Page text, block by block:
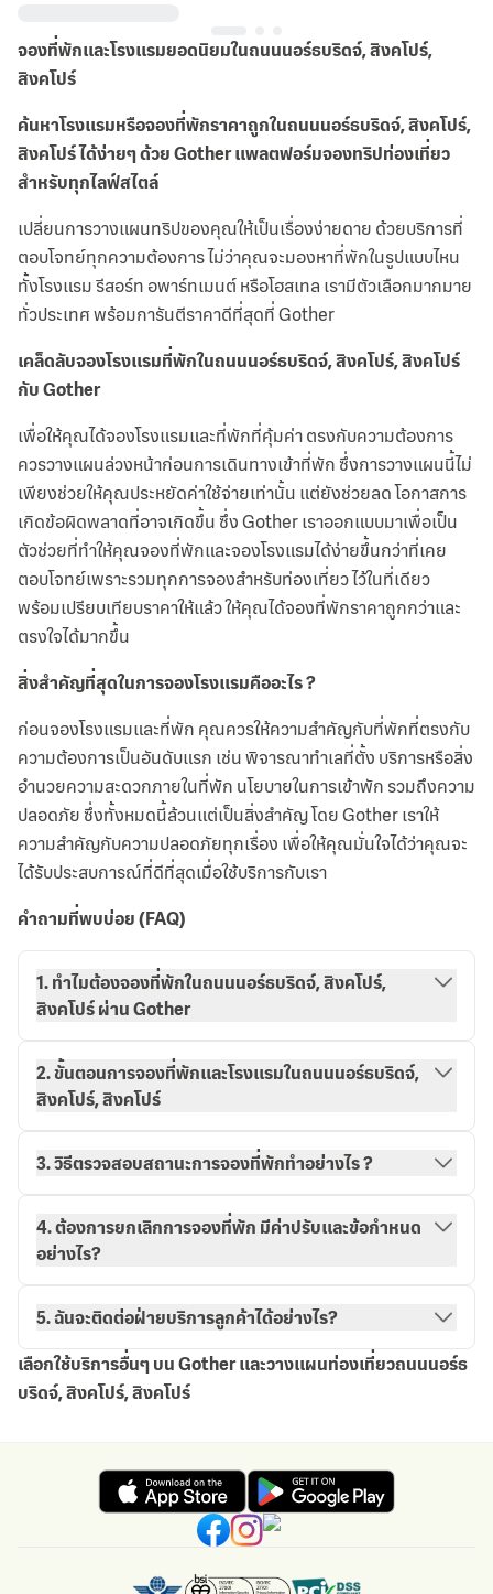
จองที่พักและโรงแรมยอดนิยมในถนนนอร์ธบริดจ์, สิงคโปร์,
สิงคโปร์
ค้นหาโรงแรมหรือจองที่พักราคาถูกในถนนนอร์ธบริดจ์, สิงคโปร์,
สิงคโปร์ ได้ง่ายๆ ด้วย Gother แพลตฟอร์มจองทริปท่องเที่ยว
สำหรับทุกไลฟ์สไตล์
เปลี่ยนการวางแผนทริปของคุณให้เป็นเรื่องง่ายดาย ด้วยบริการที่
ตอบโจทย์ทุกความต้องการ ไม่ว่าคุณจะมองหาที่พักในรูปแบบไหน
ทั้งโรงแรม รีสอร์ท อพาร์ทเมนต์ หรือโฮสเทล เรามีตัวเลือกมากมาย
ทั่วประเทศ พร้อมการันตีราคาดีที่สุดที่ Gother
เคล็ดลับจองโรงแรมที่พักในถนนนอร์ธบริดจ์, สิงคโปร์, สิงคโปร์
กับ Gother
เพื่อให้คุณได้จองโรงแรมและที่พักที่คุ้มค่า ตรงกับความต้องการ
ควรวางแผนล่วงหน้าก่อนการเดินทางเข้าที่พัก ซึ่งการวางแผนนี้ไม่
เพียงช่วยให้คุณประหยัดค่าใช้จ่ายเท่านั้น แต่ยังช่วยลด โอกาสการ
เกิดข้อผิดพลาดที่อาจเกิดขึ้น ซึ่ง Gother เราออกแบบมาเพื่อเป็น
ตัวช่วยที่ทำให้คุณจองที่พักและจองโรงแรมได้ง่ายขึ้นกว่าที่เคย
ตอบโจทย์เพราะรวมทุกการจองสำหรับท่องเที่ยว ไว้ในที่เดียว
พร้อมเปรียบเทียบราคาให้แล้ว ให้คุณได้จองที่พักราคาถูกกว่าและ
ตรงใจได้มากขึ้น
สิ่งสำคัญที่สุดในการจองโรงแรมคืออะไร ?
ก่อนจองโรงแรมและที่พัก คุณควรให้ความสำคัญกับที่พักที่ตรงกับ
ความต้องการเป็นอันดับแรก เช่น พิจารณาทำเลที่ตั้ง บริการหรือสิ่ง
อำนวยความสะดวกภายในที่พัก นโยบายในการเข้าพัก รวมถึงความ
ปลอดภัย ซึ่งทั้งหมดนี้ล้วนแต่เป็นสิ่งสำคัญ โดย Gother เราให้
ความสำคัญกับความปลอดภัยทุกเรื่อง เพื่อให้คุณมั่นใจได้ว่าคุณจะ
ได้รับประสบการณ์ที่ดีที่สุดเมื่อใช้บริการกับเรา
คำถามที่พบบ่อย (FAQ)
1. ทำไมต้องจองที่พักในถนนนอร์ธบริดจ์, สิงคโปร์,
สิงคโปร์ ผ่าน Gother
2. ขั้นตอนการจองที่พักและโรงแรมในถนนนอร์ธบริดจ์,
สิงคโปร์, สิงคโปร์
3. วิธีตรวจสอบสถานะการจองที่พักทำอย่างไร ?
การจองของฉัน
4. ต้องการยกเลิกการจองที่พัก มีค่าปรับและข้อกำหนด
อย่างไร?
5. ฉันจะติดต่อฝ่ายบริการลูกค้าได้อย่างไร?
เลือกใช้บริการอื่นๆ บน Gother และวางแผนท่องเที่ยวถนนนอร์ธ
บริดจ์, สิงคโปร์, สิงคโปร์